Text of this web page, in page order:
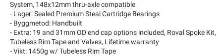
System, 148x12mm thru-axle compatible
- Lager: Sealed Premium Steal Cartridge Bearings
- Byggmetod: Handbuilt
- Extra: 19 and 31mm OD end cap options included, Roval Spoke Kit,
Tubeless Rim Tape and Valves, Lifetime warranty
- Vikt: 1450g w/ Tubeless Rim Tape